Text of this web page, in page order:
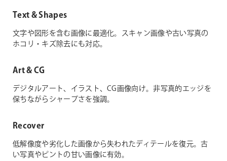
Text & Shapes
文字や図形を含む画像に最適化。スキャン画像や古い写真の
ホコリ・キズ除去にも対応。
Art & CG
デジタルアート、イラスト、CG画像向け。非写真的エッジを
保ちながらシャープさを強調。
Recover
低解像度や劣化した画像から失われたディテールを復元。古
い写真やピントの甘い画像に有効。